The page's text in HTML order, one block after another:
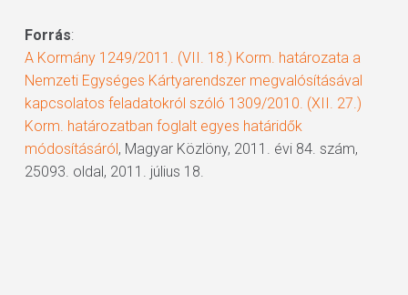
Forrás:
A Kormány 1249/2011. (VII. 18.) Korm. határozata a
Nemzeti Egységes Kártyarendszer megvalósításával
kapcsolatos feladatokról szóló 1309/2010. (XII. 27.)
Korm. határozatban foglalt egyes határidők
módosításáról, Magyar Közlöny, 2011. évi 84. szám,
25093. oldal, 2011. július 18.